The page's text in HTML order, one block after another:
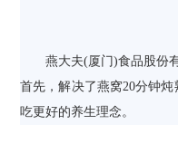
燕大夫(厦门)食品股份有
首先，解决了燕窝20分钟
吃更好的养生理念。